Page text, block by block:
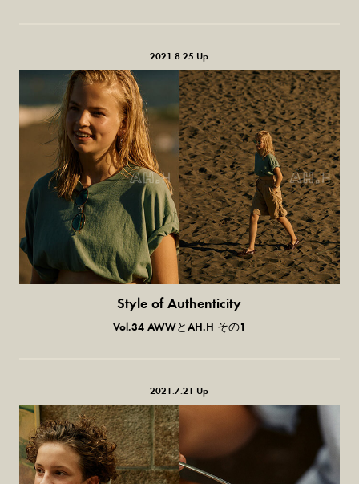
2021.8.25 Up
Style of Authenticity
普通の服、普通のスタイル。
Vol.34 AWWとAH.H その1
2021.7.21 Up